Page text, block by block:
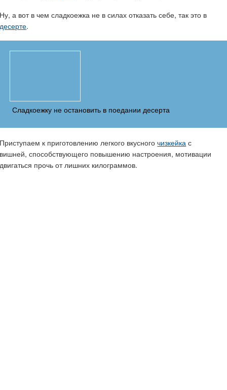
Ну, а вот в чем сладкоежка не в силах отказать себе, так это в
десерте.
Сладкоежку не остановить в поедании десерта
Приступаем к приготовлению легкого вкусногочизкейка с
вишней, способствующего повышению настроения, мотивации
двигаться прочь от лишних килограммов.